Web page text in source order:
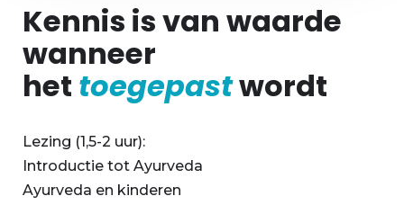
Kennis is van waarde
wanneer
het toegepastwordt
Lezing (1,5-2 uur):
Introductie tot Ayurveda
Ayurveda en kinderen